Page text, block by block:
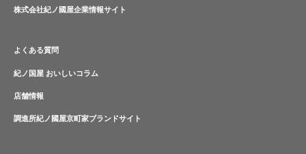
株式会社紀ノ國屋企業情報サイト
よくある質問
紀ノ国屋 おいしいコラム
店舗情報
調進所紀ノ國屋京町家ブランドサイト